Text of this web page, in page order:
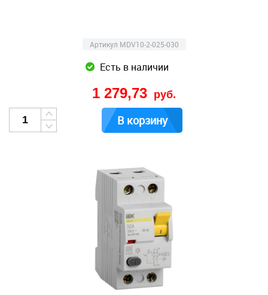
Артикул MDV10-2-025-030
Есть в наличии
1 279,73 руб.
В корзину